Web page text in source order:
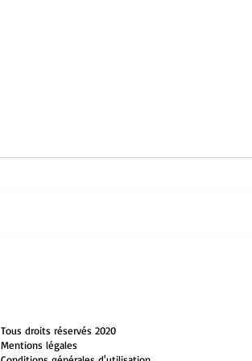
Tous droits réservés 2020
Mentions légales